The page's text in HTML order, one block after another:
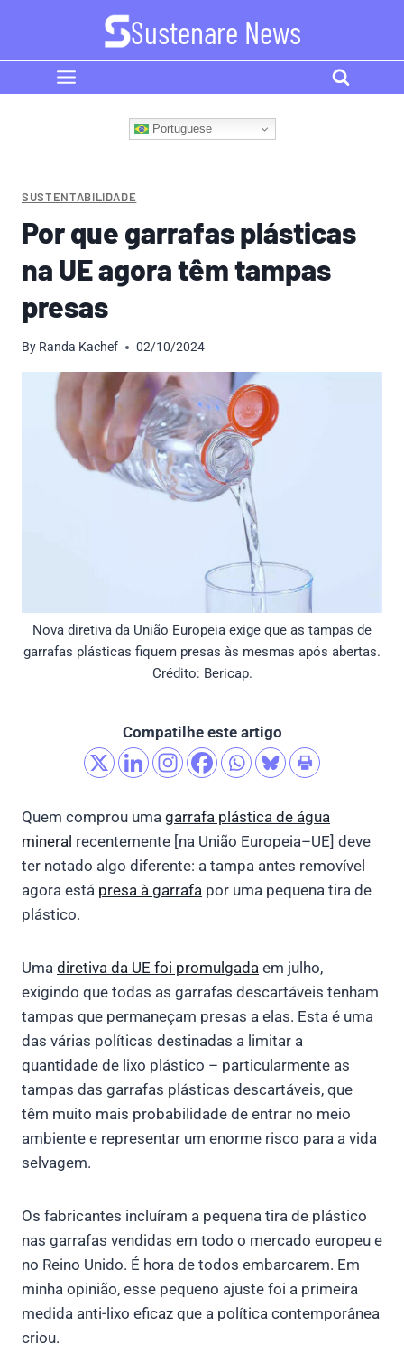
content
Sustenare News
Portuguese
SUSTENTABILIDADE
Por que garrafas plásticas
na UE agora têm tampas
presas
By Randa Kachef 02/10/2024
Nova diretiva da União Europeia exige que as tampas de
garrafas plásticas fiquem presas às mesmas após abertas.
Crédito: Bericap.
Compatilhe este artigo
Quem comprou uma garrafa plástica de água
mineral recentemente [na União Europeia–UE] deve
ter notado algo diferente: a tampa antes removível
agora está presa à garrafa por uma pequena tira de
plástico.
Uma diretiva da UE foi promulgada em julho,
exigindo que todas as garrafas descartáveis tenham
tampas que permaneçam presas a elas. Esta é uma
das várias políticas destinadas a limitar a
quantidade de lixo plástico – particularmente as
tampas das garrafas plásticas descartáveis, que
têm muito mais probabilidade de entrar no meio
ambiente e representar um enorme risco para a vida
selvagem.
Os fabricantes incluíram a pequena tira de plástico
nas garrafas vendidas em todo o mercado europeu e
no Reino Unido. É hora de todos embarcarem. Em
minha opinião, esse pequeno ajuste foi a primeira
medida anti-lixo eficaz que a política contemporânea
criou.